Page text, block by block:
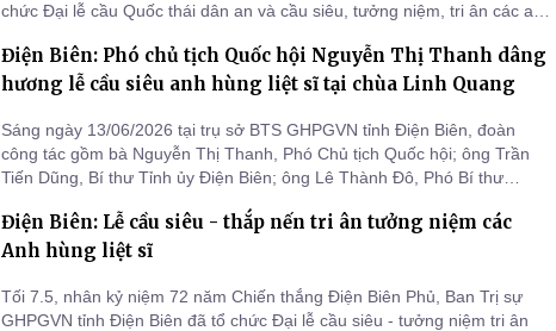
chức Đại lễ cầu Quốc thái dân an và cầu siêu, tưởng niệm, tri ân các anh
nguyện quốc thái dân an, mưa thuận gió hòa, nhân dân an lạc; đồng thời
tưởng niệm,
Điện Biên: Phó chủ tịch Quốc hội Nguyễn Thị Thanh dâng
hương lễ cầu siêu anh hùng liệt sĩ tại chùa Linh Quang
Sáng ngày 13/06/2026 tại trụ sở BTS GHPGVN tỉnh Điện Biên, đoàn
công tác gồm bà Nguyễn Thị Thanh, Phó Chủ tịch Quốc hội; ông Trần
Tiến Dũng, Bí thư Tỉnh ủy Điện Biên; ông Lê Thành Đô, Phó Bí thư
dâng hương, tham dự lễ cầu siêu tưởng niệm các anh hùng liệt sĩ và
trồng cây lưu niệm
Điện Biên: Lễ cầu siêu - thắp nến tri ân tưởng niệm các
Anh hùng liệt sĩ
Tối 7.5, nhân kỷ niệm 72 năm Chiến thắng Điện Biên Phủ, Ban Trị sự
GHPGVN tỉnh Điện Biên đã tổ chức Đại lễ cầu siêu - tưởng niệm tri ân